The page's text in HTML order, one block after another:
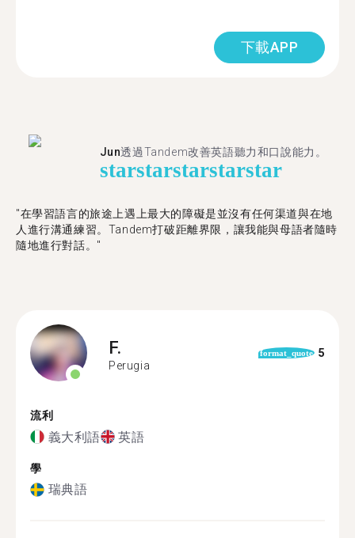
下載APP
Jun透過Tandem改善英語聽力和口說能力。
starstarstarstarstar
"在學習語言的旅途上遇上最大的障礙是並沒有任何渠道與在地
人進行溝通練習。Tandem打破距離界限，讓我能與母語者隨時
隨地進行對話。"
F.
Perugia
format_quote 5
流利
義大利語 英語
學
瑞典語